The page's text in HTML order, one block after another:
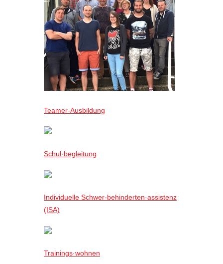
Teamer-Ausbildung
Schul·begleitung
Individuelle Schwer-behinderten·assistenz
(ISA)
Trainings·wohnen